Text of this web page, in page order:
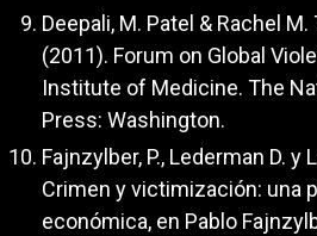
Deepali, M. Patel & Rachel
(2011). Forum on Global
Institute of Medicine. The
Press: Washington.
Fajnzylber, P., Lederman D. y
Crimen y victimización: una
económica, en Pablo